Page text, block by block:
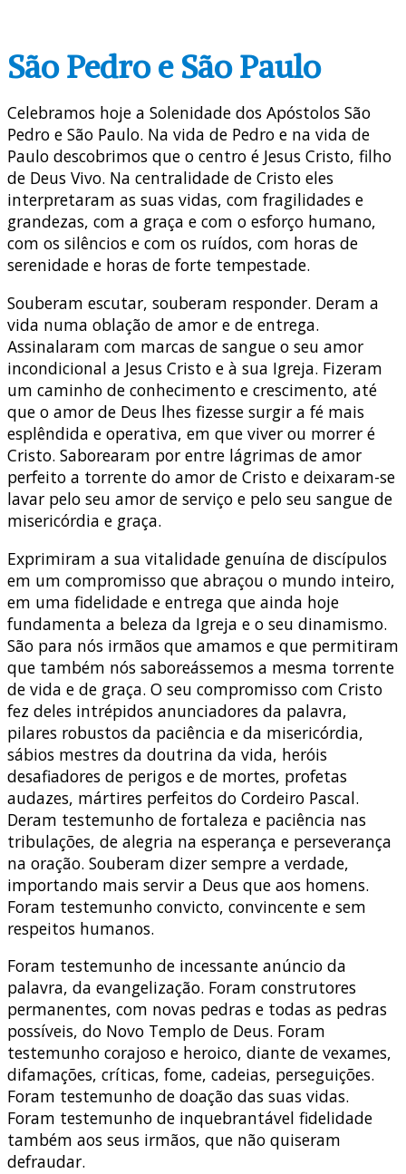
São Pedro e São Paulo
Celebramos hoje a Solenidade dos Apóstolos São
Pedro e São Paulo. Na vida de Pedro e na vida de
Paulo descobrimos que o centro é Jesus Cristo, filho
de Deus Vivo. Na centralidade de Cristo eles
interpretaram as suas vidas, com fragilidades e
grandezas, com a graça e com o esforço humano,
com os silêncios e com os ruídos, com horas de
serenidade e horas de forte tempestade.
Souberam escutar, souberam responder. Deram a
vida numa oblação de amor e de entrega.
Assinalaram com marcas de sangue o seu amor
incondicional a Jesus Cristo e à sua Igreja. Fizeram
um caminho de conhecimento e crescimento, até
que o amor de Deus lhes fizesse surgir a fé mais
esplêndida e operativa, em que viver ou morrer é
Cristo. Saborearam por entre lágrimas de amor
perfeito a torrente do amor de Cristo e deixaram-se
lavar pelo seu amor de serviço e pelo seu sangue de
misericórdia e graça.
Exprimiram a sua vitalidade genuína de discípulos
em um compromisso que abraçou o mundo inteiro,
em uma fidelidade e entrega que ainda hoje
fundamenta a beleza da Igreja e o seu dinamismo.
São para nós irmãos que amamos e que permitiram
que também nós saboreássemos a mesma torrente
de vida e de graça. O seu compromisso com Cristo
fez deles intrépidos anunciadores da palavra,
pilares robustos da paciência e da misericórdia,
sábios mestres da doutrina da vida, heróis
desafiadores de perigos e de mortes, profetas
audazes, mártires perfeitos do Cordeiro Pascal.
Deram testemunho de fortaleza e paciência nas
tribulações, de alegria na esperança e perseverança
na oração. Souberam dizer sempre a verdade,
importando mais servir a Deus que aos homens.
Foram testemunho convicto, convincente e sem
respeitos humanos.
Foram testemunho de incessante anúncio da
palavra, da evangelização. Foram construtores
permanentes, com novas pedras e todas as pedras
possíveis, do Novo Templo de Deus. Foram
testemunho corajoso e heroico, diante de vexames,
difamações, críticas, fome, cadeias, perseguições.
Foram testemunho de doação das suas vidas.
Foram testemunho de inquebrantável fidelidade
também aos seus irmãos, que não quiseram
defraudar.